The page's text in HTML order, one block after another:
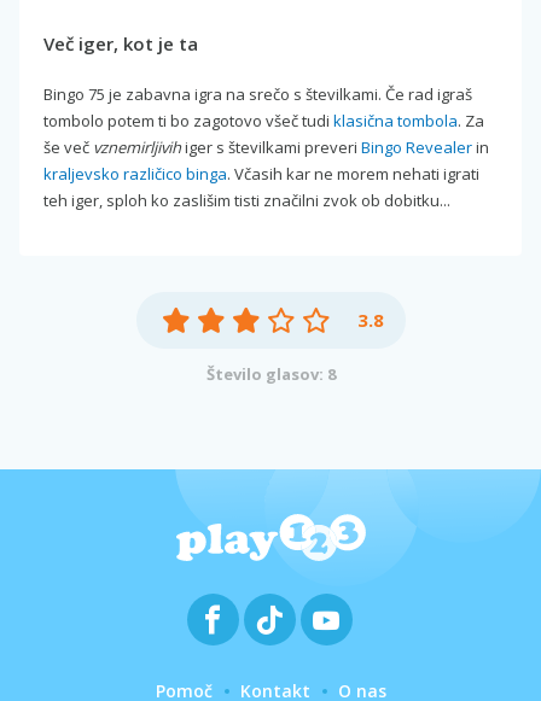
Več iger, kot je ta
Bingo 75 je zabavna igra na srečo s številkami. Če rad igraš
tombolo potem ti bo zagotovo všeč tudi klasična tombola. Za
še več vznemirljivihiger s številkami preveri Bingo Revealerin
kraljevsko različico binga. Včasih kar ne morem nehati igrati
teh iger, sploh ko zaslišim tisti značilni zvok ob dobitku...
3.8
Število glasov: 8
Pomoč Kontakt O nas